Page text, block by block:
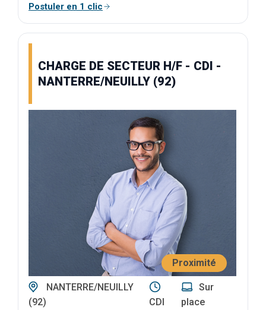
Postuler en 1 clic
CHARGE DE SECTEUR H/F - CDI -
NANTERRE/NEUILLY (92)
Proximité
NANTERRE/NEUILLY
(92)
CDI
Sur
place